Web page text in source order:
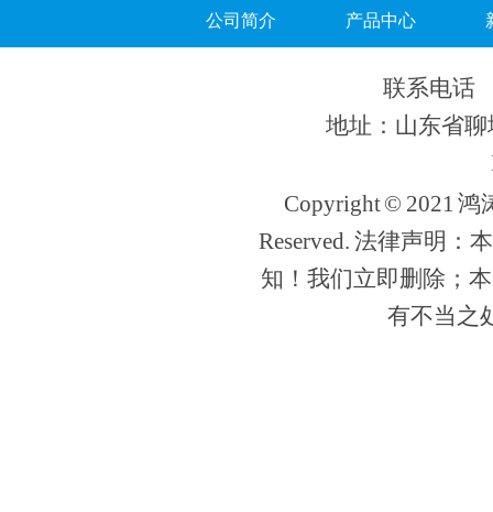
公司简介 产品中心
联系电话
地址：山东省
Copyright © 2021
Reserved. 法律声明：
知！我们立即删除；
有不当之